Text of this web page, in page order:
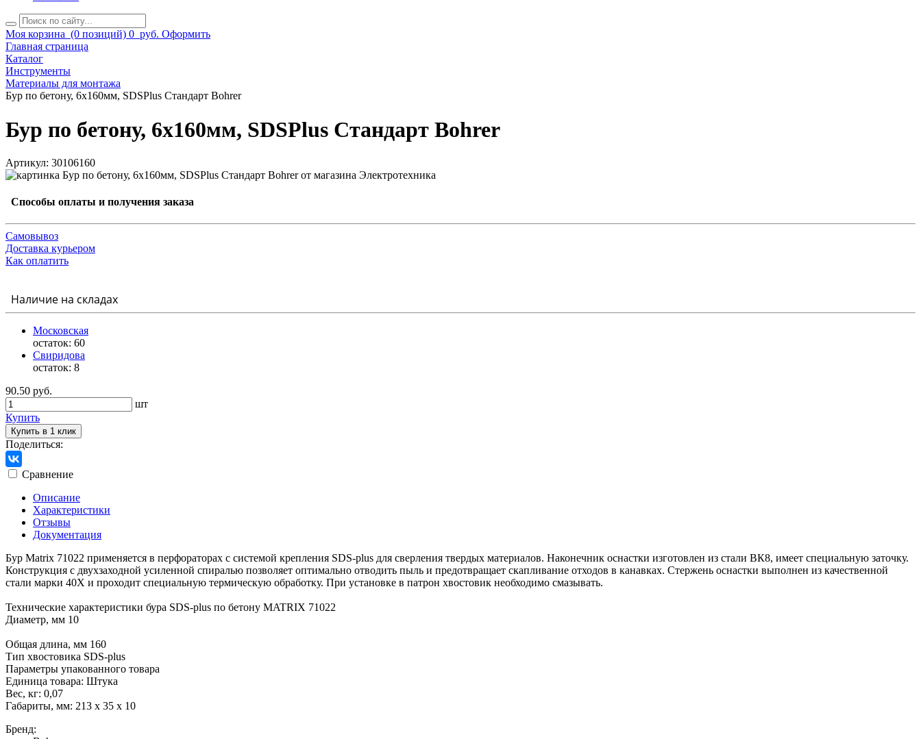
Моя корзина (0 позиций) 0 руб. Оформить
Главная страница
Каталог
Инструменты
Материалы для монтажа
Бур по бетону, 6х160мм, SDSPlus Стандарт Bohrer
Бур по бетону, 6х160мм, SDSPlus Стандарт Bohrer
Артикул: 30106160
Способы оплаты и получения заказа
Самовывоз
Доставка курьером
Как оплатить
Наличие на складах
Московская
остаток: 60
Свиридова
остаток: 8
90.50 руб.
шт
Купить
Купить в 1 клик
Поделиться:
Сравнение
Описание
Характеристики
Отзывы
Документация
Бур Matrix 71022 применяется в перфораторах с системой крепления SDS-plus для сверления твердых материалов. Наконечник оснастки изготовлен из стали ВК8, имеет специальную заточку.
Конструкция с двухзаходной усиленной спиралью позволяет оптимально отводить пыль и предотвращает скапливание отходов в канавках. Стержень оснастки выполнен из качественной
стали марки 40Х и проходит специальную термическую обработку. При установке в патрон хвостовик необходимо смазывать.
Технические характеристики бура SDS-plus по бетону MATRIX 71022
Диаметр, мм 10
Общая длина, мм 160
Тип хвостовика SDS-plus
Параметры упакованного товара
Единица товара: Штука
Вес, кг: 0,07
Габариты, мм: 213 x 35 x 10
Бренд: